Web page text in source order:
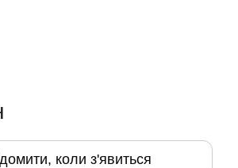
коли з'явиться